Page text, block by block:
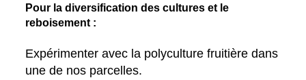
Pour la diversification des cultures et le
reboisement :
Expérimenter avec la polyculture fruitière dans
une de nos parcelles.